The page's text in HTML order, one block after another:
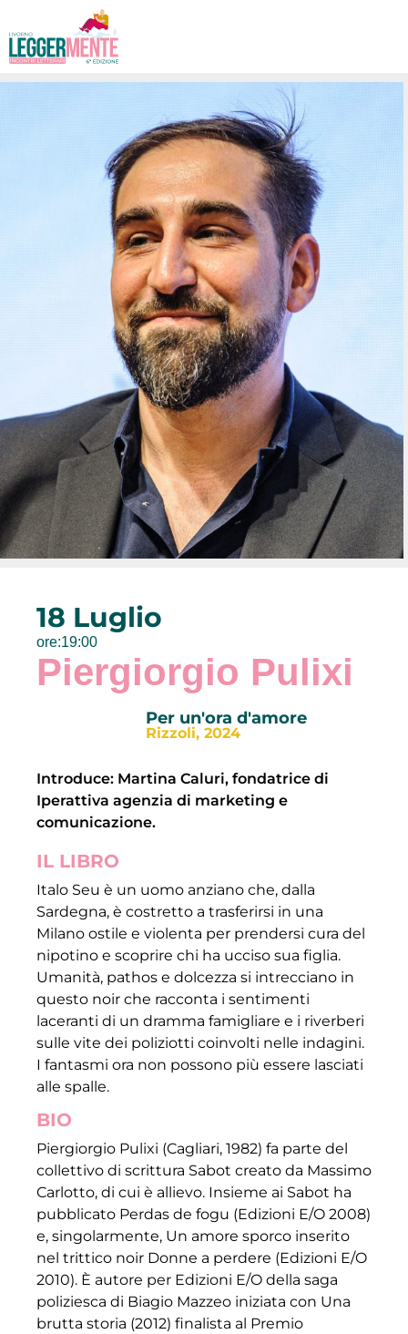
18 Luglio
ore:19:00
Piergiorgio Pulixi
Per un'ora d'amore
Rizzoli, 2024
Introduce: Martina Caluri, fondatrice di
Iperattiva agenzia di marketing e
comunicazione.
IL LIBRO
Italo Seu è un uomo anziano che, dalla
Sardegna, è costretto a trasferirsi in una
Milano ostile e violenta per prendersi cura del
nipotino e scoprire chi ha ucciso sua figlia.
Umanità, pathos e dolcezza si intrecciano in
questo noir che racconta i sentimenti
laceranti di un dramma famigliare e i riverberi
sulle vite dei poliziotti coinvolti nelle indagini.
I fantasmi ora non possono più essere lasciati
alle spalle.
BIO
Piergiorgio Pulixi (Cagliari, 1982) fa parte del
collettivo di scrittura Sabot creato da Massimo
Carlotto, di cui è allievo. Insieme ai Sabot ha
pubblicato Perdas de fogu (Edizioni E/O 2008)
e, singolarmente, Un amore sporco inserito
nel trittico noir Donne a perdere (Edizioni E/O
2010). È autore per Edizioni E/O della saga
poliziesca di Biagio Mazzeo iniziata con Una
brutta storia (2012) finalista al Premio